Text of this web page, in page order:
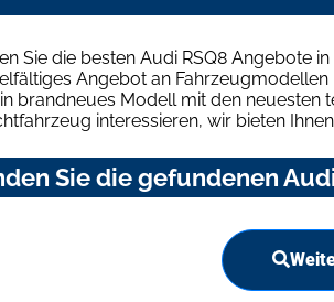
Sie die besten Audi RSQ8 Angebote
Angebot an Fahrzeugmodellen
brandneues Modell mit den
interessieren, wir bieten
Sie die gefundenen